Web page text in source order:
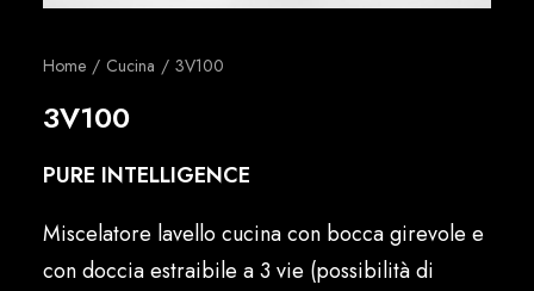
Home Cucina 3V100
3V100
PURE INTELLIGENCE
Miscelatore lavello cucina con bocca girevole e
con doccia estraibile a 3 vie (possibilità di